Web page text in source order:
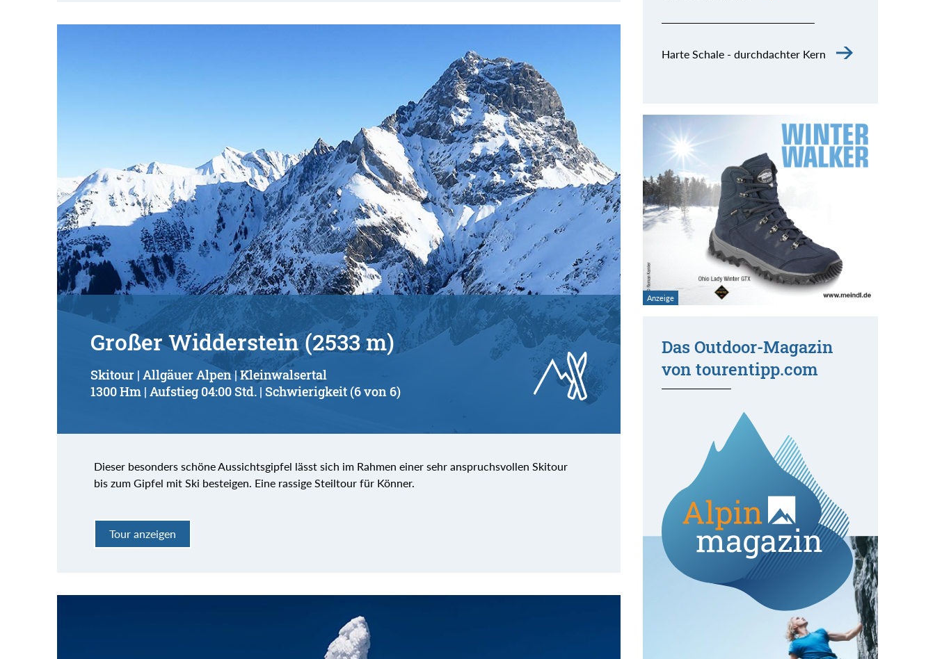
Großer Widderstein (2533 m)
Skitour | Allgäuer Alpen | Kleinwalsertal
1300 Hm | Aufstieg 04:00 Std. | Schwierigkeit (6 von 6)
Dieser besonders schöne Aussichtsgipfel lässt sich im Rahmen einer sehr anspruchsvollen Skitour
bis zum Gipfel mit Ski besteigen. Eine rassige Steiltour für Könner.
Tour anzeigen
Harte Schale - durchdachter Kern
Das Outdoor-Magazin
von tourentipp.com